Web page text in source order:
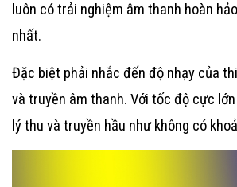
luôn có trải nghiệm âm thanh hoàn
nhất.
Đặc biệt phải nhắc đến độ nhạy của
và truyền âm thanh. Với tốc độ cực
lý thu và truyền hầu như không có